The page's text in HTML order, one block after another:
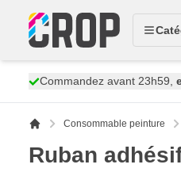
Commandez avant 23h59,
Consommable peinture
Ruban